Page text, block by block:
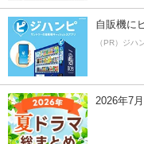
自販機に
（PR）ジハ
2026年7